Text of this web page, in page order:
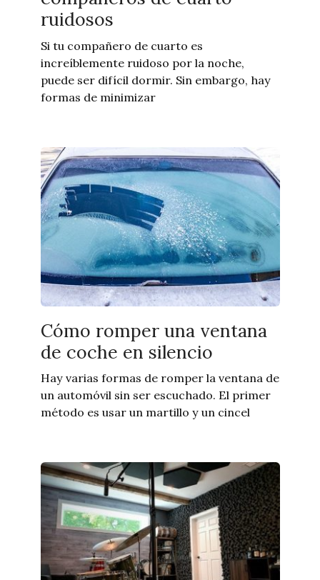
ruidosos
Si tu compañero de cuarto es
increíblemente ruidoso por la noche,
puede ser difícil dormir. Sin embargo, hay
formas de minimizar
Cómo romper una ventana
de coche en silencio
Hay varias formas de romper la ventana de
un automóvil sin ser escuchado. El primer
método es usar un martillo y un cincel